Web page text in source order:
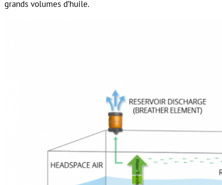
grands volumes d’huile.